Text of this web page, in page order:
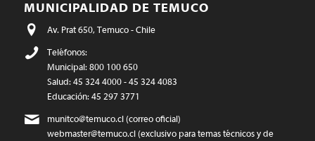
MUNICIPALIDAD DE TEMUCO
Av. Prat 650, Temuco - Chile
Teléfonos:
Municipal: 800 100 650
Salud: 45 324 4000 - 45 324 4083
Educación: 45 297 3771
munitco@temuco.cl(correo oficial)
webmaster@temuco.cl(exclusivo para temas técnicos y de